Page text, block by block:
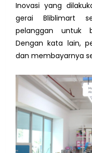
Inovasi yang
gerai Bliblimart
pelanggan untuk
Dengan kata lain,
dan membayarnya